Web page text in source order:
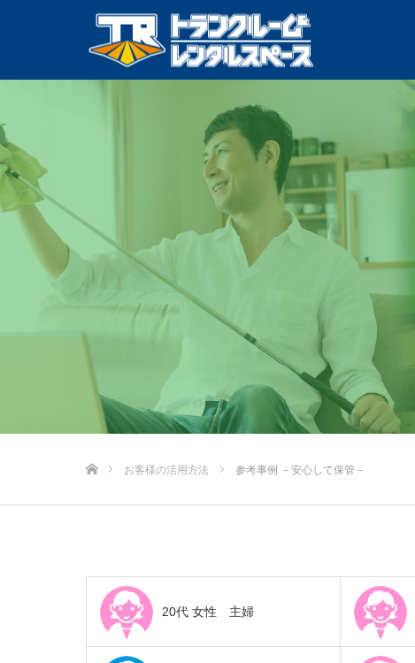
お客様の活用方法 参考事例 －安心して保管－
20代 女性 主婦